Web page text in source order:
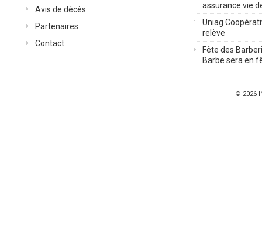
Avis de décès
Partenaires
Contact
assurance vie
Uniag
relève
Fête des
Barbe sera en
© 2026